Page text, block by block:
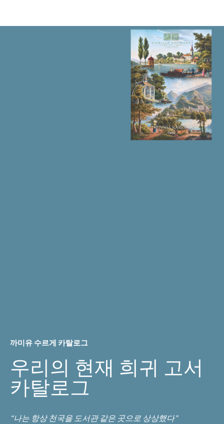
까미유 수르게 카탈로그
우리의 현재 희귀 고서
카탈로그
“나는 항상 천국을 도서관 같은 곳으로 상상했다”